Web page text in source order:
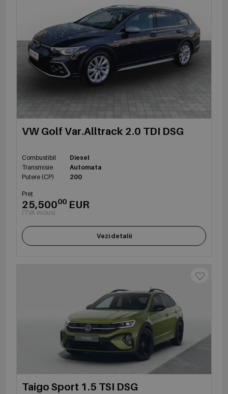
VW Golf Var.Alltrack 2.0 TDI DSG
Combustibil
Diesel
Transmisie
Automata
Putere (CP)
200
Preț
25,50000 EUR
(TVA inclus)
Vezi detalii
Taigo Sport 1.5 TSI DSG